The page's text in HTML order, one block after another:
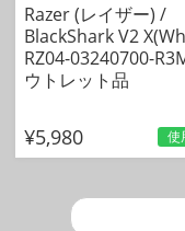
Razer (レイザー) /
BlackShark V2
RZ04-03240700-
ウトレット品
¥5,980 使